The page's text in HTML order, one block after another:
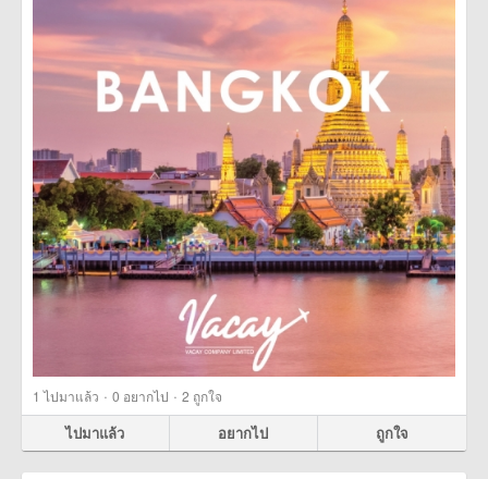
1 ไปมาแล้ว · 0 อยากไป · 2 ถูกใจ
ไปมาแล้ว อยากไป ถูกใจ